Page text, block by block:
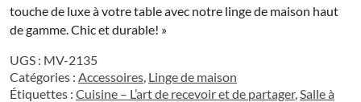
touche de luxe à votre table avec notre linge de maison haut
de gamme. Chic et durable! »
UGS : MV-2135
Catégories : Accessoires, Linge de maison
Étiquettes : Cuisine – L’art de recevoir et de partager,Salle à